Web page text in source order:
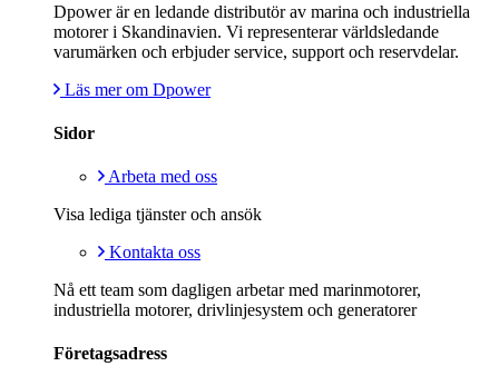
Dpower är en ledande distributör av marina och industriella
motorer i Skandinavien. Vi representerar världsledande
varumärken och erbjuder service, support och reservdelar.
Läs mer om Dpower
Sidor
Arbeta med oss
Visa lediga tjänster och ansök
Kontakta oss
Nå ett team som dagligen arbetar med marinmotorer,
industriella motorer, drivlinjesystem och generatorer
Företagsadress